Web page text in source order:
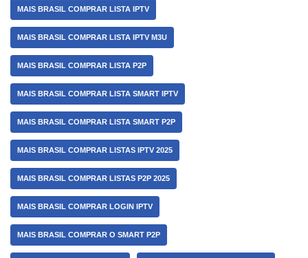
MAIS BRASIL COMPRAR LISTA IPTV
MAIS BRASIL COMPRAR LISTA IPTV M3U
MAIS BRASIL COMPRAR LISTA P2P
MAIS BRASIL COMPRAR LISTA SMART IPTV
MAIS BRASIL COMPRAR LISTA SMART P2P
MAIS BRASIL COMPRAR LISTAS IPTV 2025
MAIS BRASIL COMPRAR LISTAS P2P 2025
MAIS BRASIL COMPRAR LOGIN IPTV
MAIS BRASIL COMPRAR O SMART P2P